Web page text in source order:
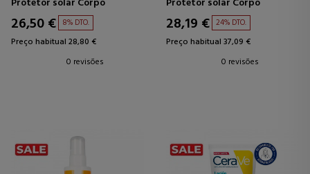
Protetor solar Corpo
26,50 € 8% DTO.
Preço habitual 28,80 €
0 revisões
Protetor solar Corpo
28,19 € 24% DTO.
Preço habitual 37,09 €
0 revisões